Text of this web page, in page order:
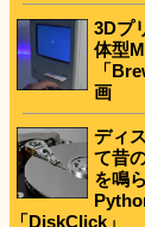
3Dプ
体型
「
画
ディ
て昔
を鳴
「DiskClick」